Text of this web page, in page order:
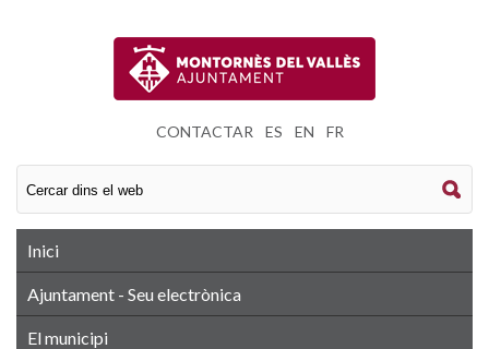
CONTACTAR ES EN FR
Inici
Ajuntament - Seu electrònica
El municipi